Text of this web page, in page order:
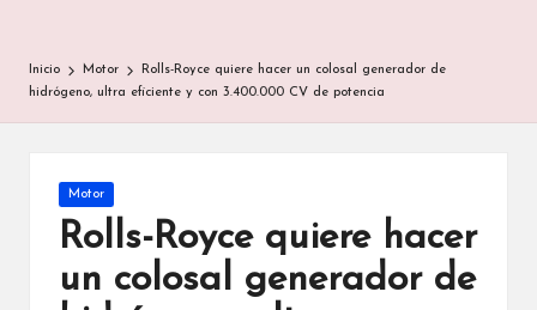
Inicio Motor
Rolls-Royce quiere hacer un colosal generador de
hidrógeno, ultra eficiente y con 3.400.000 CV de potencia
Publicada
en
Motor
Rolls-Royce quiere hacer
un colosal generador de